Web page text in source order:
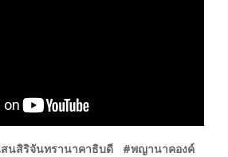
นสิริจันทรานาคาธิบดี #พญานาคองค์